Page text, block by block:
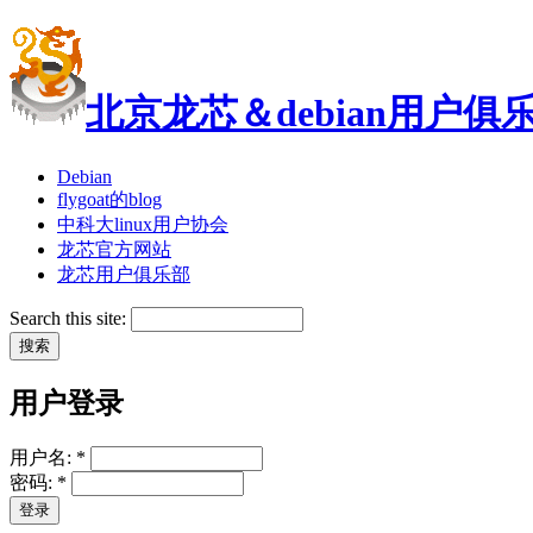
北京龙芯＆debian用户俱
Debian
flygoat的blog
中科大linux用户协会
龙芯官方网站
龙芯用户俱乐部
Search this site:
用户登录
用户名: *
密码: *